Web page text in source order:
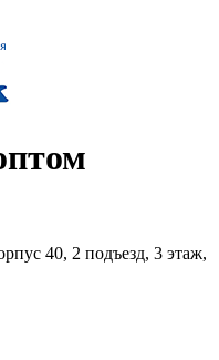
40, 2 подъезд, 3 этаж,